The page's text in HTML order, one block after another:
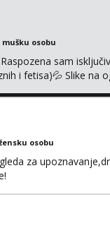
osobu
sam
i fetisa)💦 Slike na
osobu
za